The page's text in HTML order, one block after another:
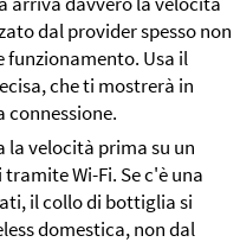
dal provider spesso non
Usa il
che ti mostrerà in
connessione.
la velocità prima su un
Wi-Fi. Se c'è una
il collo di bottiglia si
domestica, non dal